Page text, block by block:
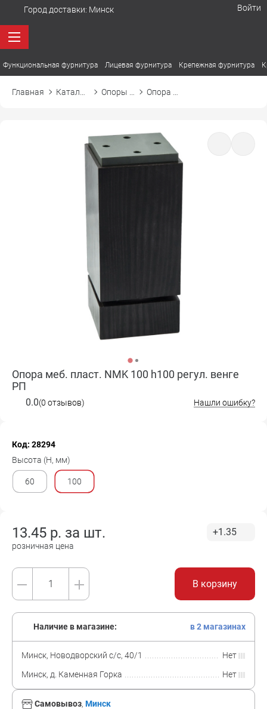
Город доставки: Минск Войти
Функциональная фурнитура Лицевая фурнитура Крепежная фурнитура
Главная
Опора меб. пласт. NMK 100 h100 регул. венге
РП
0.0(0 отзывов) Нашли ошибку?
Код: 28294
Высота (H, мм)
60 100
13.45 р. за шт.
розничная цена
+1.35
В корзину
Самовывоз, Минск
Наличие в магазине: в 2 магазинах
Минск, Новодворский с/с, 40/1
Нет
Минск, д. Каменная Горка
Нет